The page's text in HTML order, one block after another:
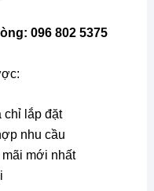
096 802 5375
chỉ lắp đặt
nhu cầu
mới nhất